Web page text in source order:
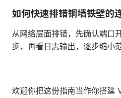
如何快速排错铜墙铁壁的
从网络层面排错，先确认端口
步，再看日志输出，逐步缩小范
欢迎你把这份指南当作你搭建